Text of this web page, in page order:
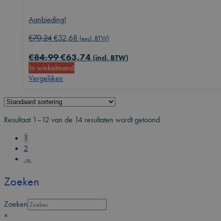
Aanbieding!
€70,24Oorspronkelijke
was:
€70,24.
€52,68 Huidige
is:
(excl. BTW)
€84,99€63,74 (incl. BTW)
In winkelmand
Vergelijken
Resultaat 1–12 van de 14 resultaten wordt getoond
1
2
→
Zoeken
Zoeken
×